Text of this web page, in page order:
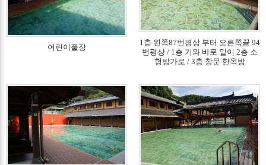
어린이풀장
1츧 왼쪽87번평상 부터 오른쪽끝 94
번평상 / 1층 기와 바로 밑이 2층 소
형방가로 / 3층 창문 한옥방